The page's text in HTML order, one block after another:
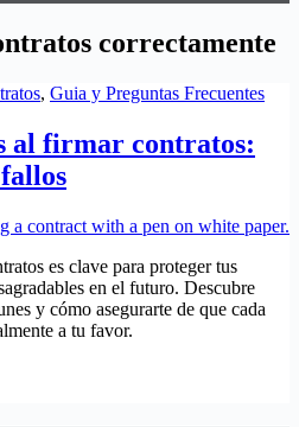
correctamente
, Guia y Preguntas Frecuentes
al firmar contratos:
es clave para proteger tus
en el futuro. Descubre
y cómo asegurarte de que cada
a tu favor.